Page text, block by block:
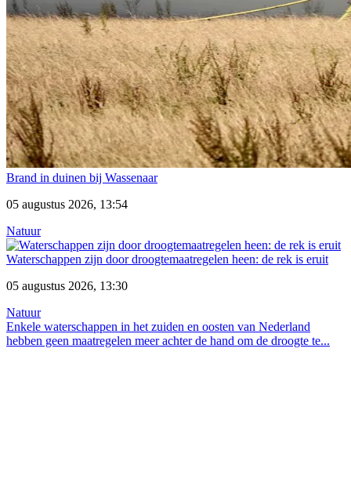
Brand in duinen bij Wassenaar
05 augustus 2026, 13:54
Natuur
Waterschappen zijn door droogtemaatregelen heen: de rek is eruit
05 augustus 2026, 13:30
Natuur
Enkele waterschappen in het zuiden en oosten van Nederland
hebben geen maatregelen meer achter de hand om de droogte te...